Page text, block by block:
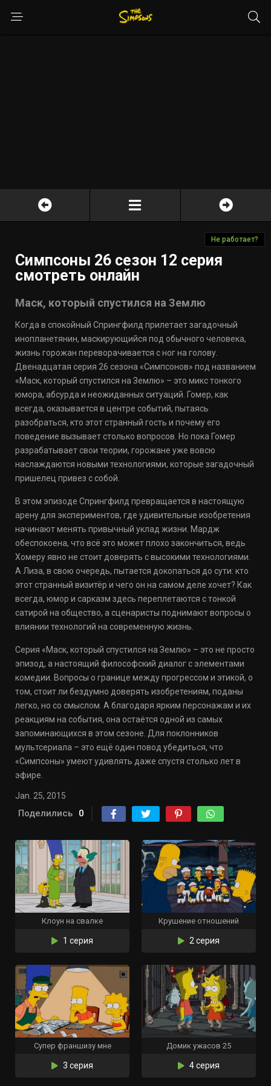
Не работает?
Симпсоны 26 сезон 12 серия
смотреть онлайн
Маск, который спустился на Землю
Когда в спокойный Спрингфилд прилетает загадочный
инопланетянин, маскирующийся под обычного человека,
жизнь горожан переворачивается с ног на голову.
Двенадцатая серия 26 сезона «Симпсонов» под названием
«Маск, который спустился на Землю» – это микс тонкого
юмора, абсурда и неожиданных ситуаций. Гомер, как
всегда, оказывается в центре событий, пытаясь
разобраться, кто этот странный гость и почему его
поведение вызывает столько вопросов. Но пока Гомер
разрабатывает свои теории, горожане уже вовсю
наслаждаются новыми технологиями, которые загадочный
пришелец привез с собой.
В этом эпизоде Спрингфилд превращается в настоящую
арену для экспериментов, где удивительные изобретения
начинают менять привычный уклад жизни. Мардж
обеспокоена, что всё это может плохо закончиться, ведь
Хомеру явно не стоит доверять с высокими технологиями.
А Лиза, в свою очередь, пытается докопаться до сути: кто
этот странный визитёр и чего он на самом деле хочет? Как
всегда, юмор и сарказм здесь переплетаются с тонкой
сатирой на общество, а сценаристы поднимают вопросы о
влиянии технологий на современную жизнь.
Серия «Маск, который спустился на Землю» – это не просто
эпизод, а настоящий философский диалог с элементами
комедии. Вопросы о границе между прогрессом и этикой, о
том, стоит ли бездумно доверять изобретениям, поданы
легко, но со смыслом. А благодаря ярким персонажам и их
реакциям на события, она остаётся одной из самых
запоминающихся в этом сезоне. Для поклонников
мультсериала – это ещё один повод убедиться, что
«Симпсоны» умеют удивлять даже спустя столько лет в
эфире.
Jan. 25, 2015
Поделились 0
Клоун на свалке
1 серия
Крушение отношений
2 серия
Супер франшизу мне
3 серия
Домик ужасов 25
4 серия